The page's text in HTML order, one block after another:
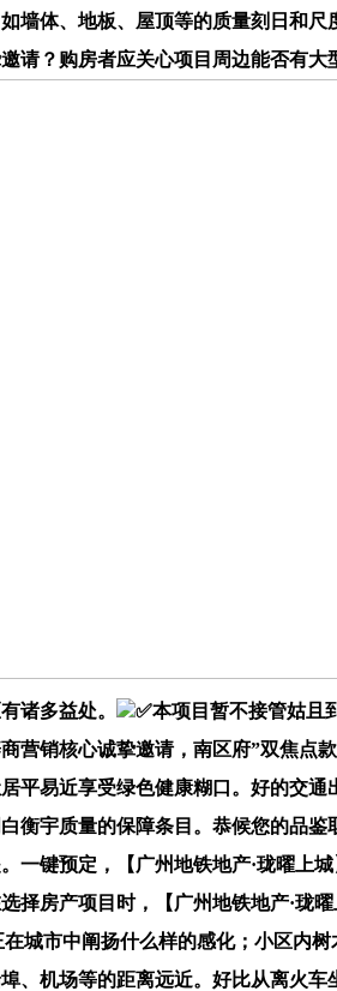
体、地板、屋顶等的质量刻日和
？购房者应关心项目周边能否有
诸多益处。
✅本项目暂不接管姑且
销核心诚挚邀请，南区府”双焦点
易近享受绿色健康糊口。好的交
宇质量的保障条目。恭候您的品
键预定，【广州地铁地产·珑曜上
房产项目时，【广州地铁地产·珑
市中阐扬什么样的感化；小区内
机场等的距离远近。好比从离火